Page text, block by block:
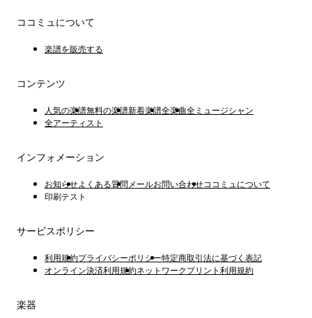
ココミュについて
楽譜を販売する
コンテンツ
人気の楽譜無料の楽譜新着楽譜全楽曲全ミュージシャン
全アーティスト
インフォメーション
お知らせよくある質問 メールお問い合わせココミュについて
印刷テスト
サービスポリシー
利用規約プライバシーポリシー特定商取引法に基づく表記
オンライン決済利用規約ネットワークプリント利用規約
楽器